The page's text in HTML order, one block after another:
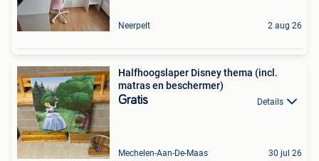
Neerpelt 2 aug 26
Halfhoogslaper Disney thema (incl.
matras en beschermer)
Gratis Details
Mechelen-Aan-De-Maas 30 jul 26